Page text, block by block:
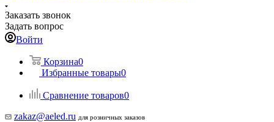
Заказать звонок
Задать вопрос
Войти
Корзина0
Избранные товары0
Сравнение товаров0
zakaz@aeled.ru для розничных заказов